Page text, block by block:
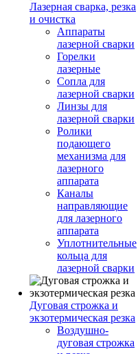
Лазерная сварка, резка
и очистка
Аппараты
лазерной сварки
Горелки
лазерные
Сопла для
лазерной сварки
Линзы для
лазерной сварки
Ролики
подающего
механизма для
лазерного
аппарата
Каналы
направляющие
для лазерного
аппарата
Уплотнительные
кольца для
лазерной сварки
Дуговая строжка и
экзотермическая резка
Воздушно-
дуговая строжка